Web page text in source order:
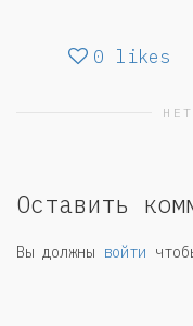
0 likes
Оставить
Вы должны войти